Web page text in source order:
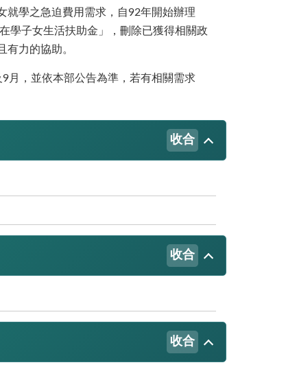
就學之急迫費用需求，自92年開始辦理
學子女生活扶助金」，刪除已獲得相關政
力的協助。
月，並依本部公告為準，若有相關需求
收合
收合
收合